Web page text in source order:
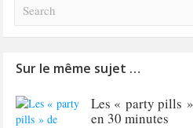
Sur le même sujet …
Les « party pills
en 30 minutes